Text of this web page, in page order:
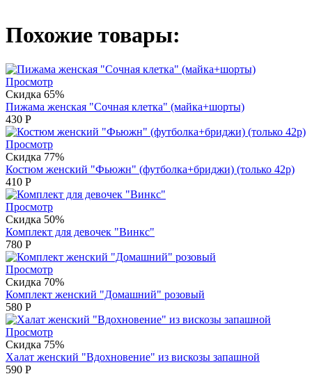
Похожие товары:
Просмотр
Скидка 65%
Пижама женская "Сочная клетка" (майка+шорты)
430 Р
Просмотр
Скидка 77%
Костюм женский "Фьюжн" (футболка+бриджи) (только 42р)
410 Р
Просмотр
Скидка 50%
Комплект для девочек "Винкс"
780 Р
Просмотр
Скидка 70%
Комплект женский "Домашний" розовый
580 Р
Просмотр
Скидка 75%
Халат женский "Вдохновение" из вискозы запашной
590 Р